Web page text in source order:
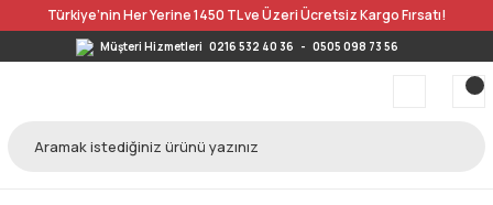
Türkiye’nin Her Yerine 1450 TL ve Üzeri Ücretsiz Kargo Fırsatı!
Müşteri Hizmetleri 0216 532 40 36 - 0505 098 73 56